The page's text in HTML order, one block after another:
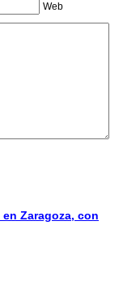
Web
en Zaragoza, con